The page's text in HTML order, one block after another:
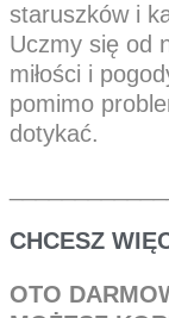
staruszków i
Uczmy się od
miłości i
pomimo
dotykać.
CHCESZ
OTO